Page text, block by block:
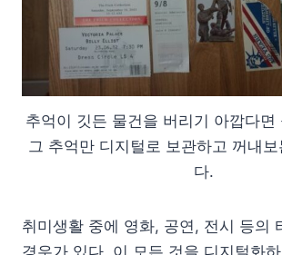
추억이 깃든 물건을 버리기 아깝다면
그 추억만 디지털로 보관하고 꺼내보
다.
취미생활 중에 영화, 공연, 전시 등의